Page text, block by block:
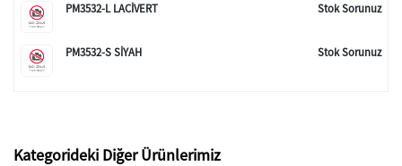
PM3532-L LACİVERT Stok Sorunuz
PM3532-S SİYAH Stok Sorunuz
Kategorideki Diğer Ürünlerimiz